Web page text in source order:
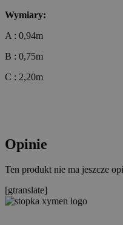
Wymiary:
A : 0,94m
B : 0,75m
C : 2,20m
Opinie
Ten produkt nie ma jeszcze
[gtranslate]